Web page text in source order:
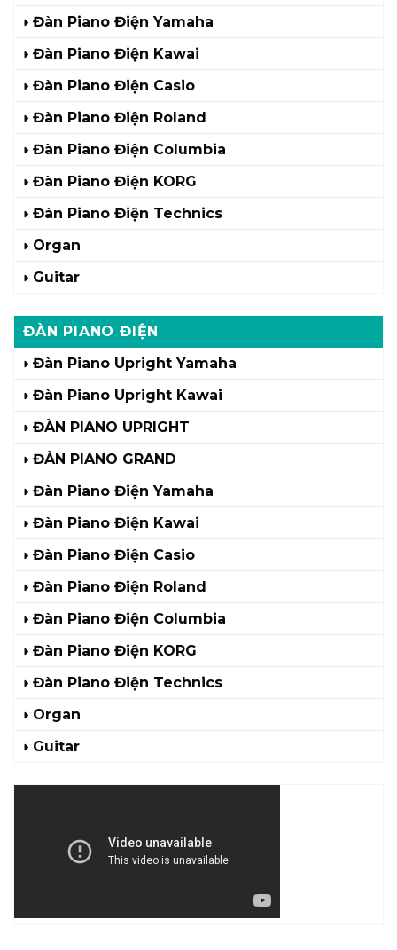
Đàn Piano Điện Yamaha
Đàn Piano Điện Kawai
Đàn Piano Điện Casio
Đàn Piano Điện Roland
Đàn Piano Điện Columbia
Đàn Piano Điện KORG
Đàn Piano Điện Technics
Organ
Guitar
ĐÀN PIANO ĐIỆN
Đàn Piano Upright Yamaha
Đàn Piano Upright Kawai
ĐÀN PIANO UPRIGHT
ĐÀN PIANO GRAND
Đàn Piano Điện Yamaha
Đàn Piano Điện Kawai
Đàn Piano Điện Casio
Đàn Piano Điện Roland
Đàn Piano Điện Columbia
Đàn Piano Điện KORG
Đàn Piano Điện Technics
Organ
Guitar